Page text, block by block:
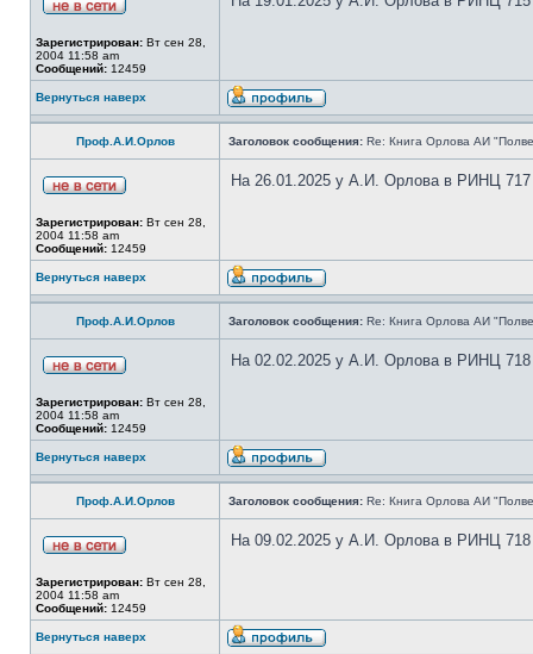
Зарегистрирован: Вт сен 28,
2004 11:58 am
Сообщений: 12459
Вернуться наверх
Проф.А.И.Орлов Заголовок сообщения: Re: Книга Орлова АИ
Зарегистрирован: Вт сен 28,
2004 11:58 am
Сообщений: 12459
На 26.01.2025 у А.И. Орлова в РИНЦ 717
Вернуться наверх
Проф.А.И.Орлов Заголовок сообщения: Re: Книга Орлова АИ
Зарегистрирован: Вт сен 28,
2004 11:58 am
Сообщений: 12459
На 02.02.2025 у А.И. Орлова в РИНЦ 718
Вернуться наверх
Проф.А.И.Орлов Заголовок сообщения: Re: Книга Орлова АИ
Зарегистрирован: Вт сен 28,
2004 11:58 am
Сообщений: 12459
На 09.02.2025 у А.И. Орлова в РИНЦ 718
Вернуться наверх